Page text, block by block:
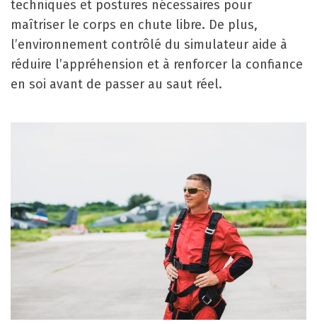
techniques et postures nécessaires pour
maîtriser le corps en chute libre. De plus,
l’environnement contrôlé du simulateur aide à
réduire l’appréhension et à renforcer la confiance
en soi avant de passer au saut réel.